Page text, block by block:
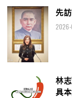
先
林
具